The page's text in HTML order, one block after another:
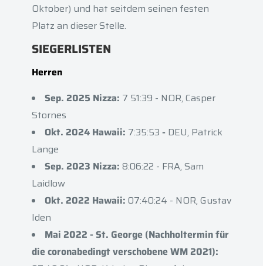
Oktober) und hat seitdem seinen festen
Platz an dieser Stelle.
SIEGERLISTEN
Herren
Sep. 2025 Nizza: 7 51:39 - NOR, Casper
Stornes
Okt. 2024 Hawaii: 7:35:53 -DEU, Patrick
Lange
Sep. 2023 Nizza: 8:06:22 - FRA, Sam
Laidlow
Okt. 2022 Hawaii: 07:40:24 - NOR, Gustav
Iden
Mai 2022 - St. George (Nachholtermin für
die coronabedingt verschobene WM 2021):